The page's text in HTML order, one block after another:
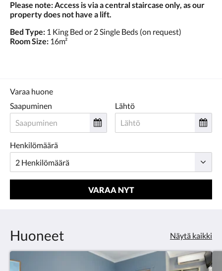
Please note: Access is via a central staircase only, as our
property does not have a lift.
Bed Type: 1 King Bed or 2 Single Beds (on request)
Room Size: 16m²
Varaa huone
Saapuminen
Lähtö
Henkilömäärä
VARAA NYT
Huoneet Näytä kaikki